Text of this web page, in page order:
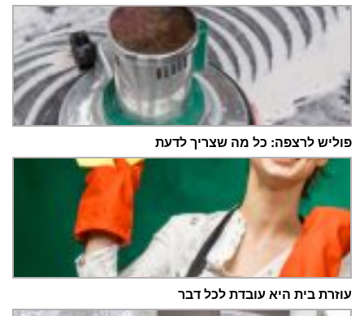
פוליש לרצפה: כל מה שצריך לדעת
עוזרת בית היא עובדת לכל דבר